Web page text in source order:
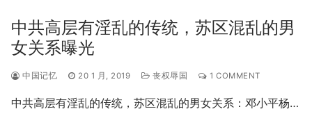
中共高层有淫乱的传统，苏区混乱的男
女关系曝光
中国记忆 20 1 月, 2019 丧权辱国 1 COMMENT
中共高层有淫乱的传统，苏区混乱的男女关系：邓小平杨…